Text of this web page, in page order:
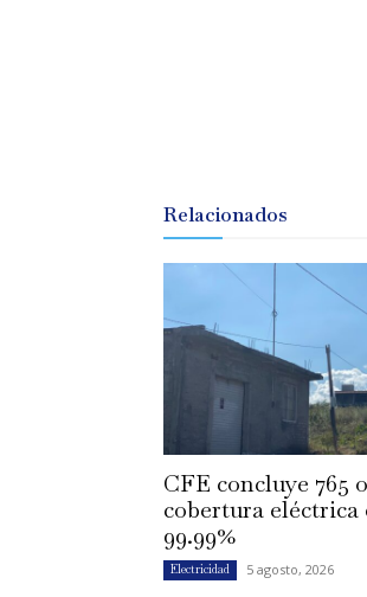
Relacionados
CFE concluye 765
cobertura
99.99%
Electricidad 5 agosto, 2026